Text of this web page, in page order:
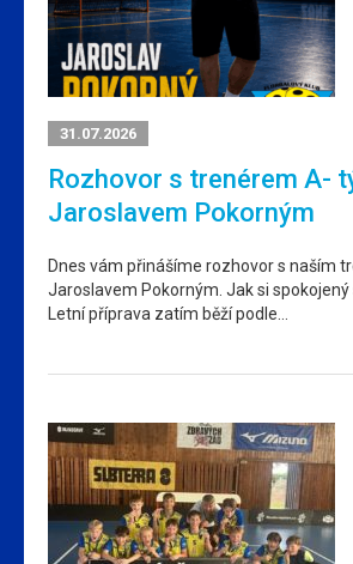
31.07.2026
Rozhovor s trenérem A-
Jaroslavem Pokorným
Dnes vám přinášíme rozhovor s naším
Jaroslavem Pokorným. Jak si spokojený
Letní příprava zatím běží podle…